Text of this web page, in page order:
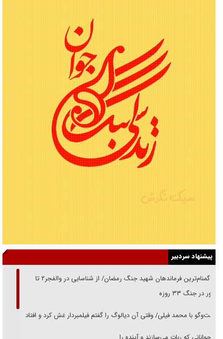
پیشنهاد سردبیر
از گمنام‌ترین فرماندهان شهید جنگ رمضان/ از شناسایی در والفجر۲ تا
حضور در جنگ ۳۳ روزه
گفت‌وگو با محمد فیلی/ وقتی آن دیالوگ را گفتم فیلمبردار غش کرد و افتاد